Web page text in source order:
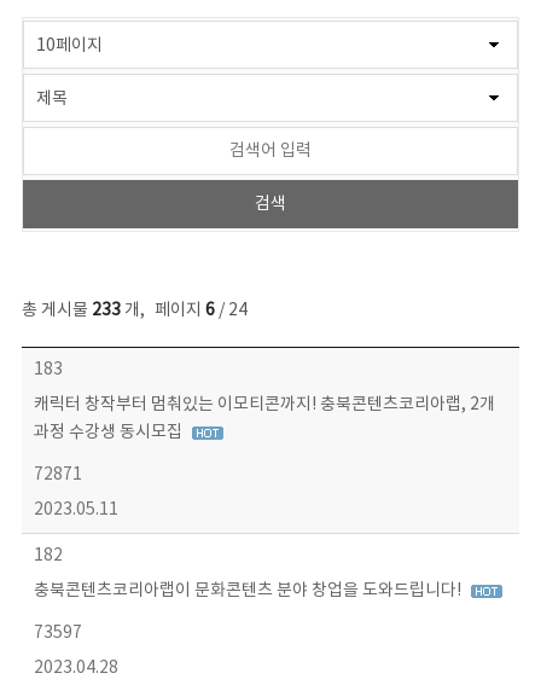
총 게시물 233개, 페이지 6/ 24
보도자료 목록 - 번호, 제목, 작성자, 파일, 조회수, 작성일 정보 제공
183
캐릭터 창작부터 멈춰있는 이모티콘까지! 충북콘텐츠코리아랩, 2개
과정 수강생 동시모집
72871
2023.05.11
182
충북콘텐츠코리아랩이 문화콘텐츠 분야 창업을 도와드립니다!
73597
2023.04.28